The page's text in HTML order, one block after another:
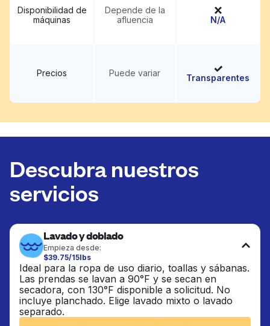
Disponibilidad de
máquinas
Depende de la
afluencia
N/A
Precios Puede variar Transparentes
Descubra nuestros
servicios
Lavado y doblado
Empieza desde:
$39.75/15lbs
Ideal para la ropa de uso diario, toallas y sábanas.
Las prendas se lavan a 90°F y se secan en
secadora, con 130°F disponible a solicitud. No
incluye planchado. Elige lavado mixto o lavado
separado.